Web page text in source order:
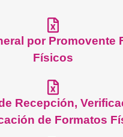
por Promovente
Físicos
Recepción,
de Formatos